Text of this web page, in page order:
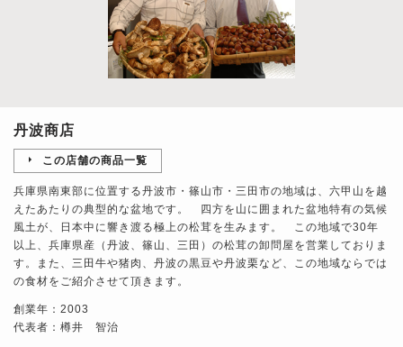
丹波商店
この店舗の商品一覧
兵庫県南東部に位置する丹波市・篠山市・三田市の地域は、六甲山を越
えたあたりの典型的な盆地です。 四方を山に囲まれた盆地特有の気候
風土が、日本中に響き渡る極上の松茸を生みます。 この地域で30年
以上、兵庫県産（丹波、篠山、三田）の松茸の卸問屋を営業しておりま
す。また、三田牛や猪肉、丹波の黒豆や丹波栗など、この地域ならでは
の食材をご紹介させて頂きます。
創業年：2003
代表者：樽井 智治